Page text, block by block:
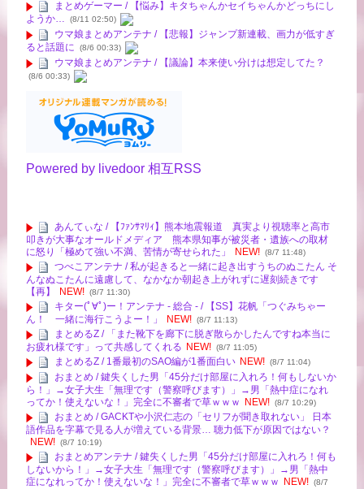
まとめゲーマー / 【悩み】キタちゃんかセイちゃんかどっちにし
ようか…
(8/11 02:50)
ウマ娘まとめアンテナ / 【悲報】ジャンプ新連載、画力が低すぎ
ると話題に
(8/6 00:33)
ウマ娘まとめアンテナ / 【議論】本来使い分けは想定してた？
(8/6 00:33)
Powered by livedoor 相互RSS
あんてぃな / 【ﾌｧﾝｻﾏﾘｨ】熊本地震報道 真実より視聴率と高市
叩きが大事なオールドメディア 熊本県知事が被災者・遺族への取材
に怒り「極めて強い不満、苦情が寄せられた」
NEW! (8/7 11:48)
つべこアンテナ / 私が起きると一緒に起き出すうちのぬこたん そ
んなぬこたんに遠慮して、なかなか朝起き上がれずに遅刻続きです
【再】
NEW! (8/7 11:30)
キター(ﾟ∀ﾟ)ー！アンテナ - 総合 - / 【SS】花帆「つぐみちゃー
ん！ 一緒に海行こうよー！」
NEW! (8/7 11:13)
まとめるZ / 「また靴下を廊下に脱ぎ散らかしたんですね本当に
お疲れ様です」って共感してくれる NEW! (8/7 11:05)
まとめるZ / 1番最初のSAO編が1番面白い NEW! (8/7 11:04)
おまとめ / 鍵失くした男「45分だけ部屋に入れろ！何もしないか
ら！」→女子大生「無理です（警察呼びます）」→男「熱中症になれ
ってか！使えないな！」完全に不審者で草ｗｗｗ
NEW! (8/7 10:29)
おまとめ / GACKTや小沢仁志の「セリフが聞き取れない」 日本
語作品を字幕で見る人が増えている背景… 聴力低下が原因ではない？
NEW! (8/7 10:19)
おまとめアンテナ / 鍵失くした男「45分だけ部屋に入れろ！何も
しないから！」→女子大生「無理です（警察呼びます）」→男「熱中
症になれってか！使えないな！」完全に不審者で草ｗｗｗ
NEW! (8/7